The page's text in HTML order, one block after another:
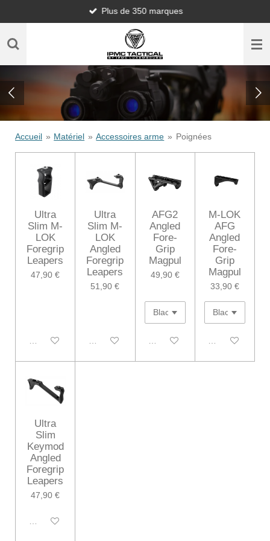
au
contenu
Plus de 350 marques
Accueil » Matériel » Accessoires arme » Poignées
Ultra
Slim M-
LOK
Foregrip
Leapers
47,90 €
Désactivé
Ultra
Slim M-
LOK
Angled
Foregrip
Leapers
51,90 €
Désactivé
AFG2
Angled
Fore-
Grip
Magpul
49,90 €
Désactivé
M-LOK
AFG
Angled
Fore-
Grip
Magpul
33,90 €
Désactivé
Ultra
Slim
Keymod
Angled
Foregrip
Leapers
47,90 €
Désactivé